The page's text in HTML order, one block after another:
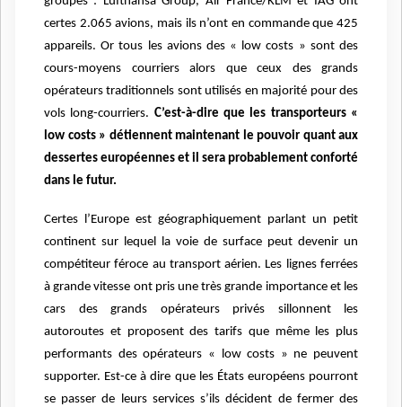
certes 2.065 avions, mais ils n’ont en commande que 425
appareils. Or tous les avions des « low costs » sont des
cours-moyens courriers alors que ceux des grands
opérateurs traditionnels sont utilisés en majorité pour des
vols long-courriers. C’est-à-dire que les transporteurs «
low costs » détiennent maintenant le pouvoir quant aux
dessertes européennes et il sera probablement conforté
dans le futur.
Certes l’Europe est géographiquement parlant un petit
continent sur lequel la voie de surface peut devenir un
compétiteur féroce au transport aérien. Les lignes ferrées
à grande vitesse ont pris une très grande importance et les
cars des grands opérateurs privés sillonnent les
autoroutes et proposent des tarifs que même les plus
performants des opérateurs « low costs » ne peuvent
supporter. Est-ce à dire que les États européens pourront
se passer de leurs services s’ils décident de fermer des